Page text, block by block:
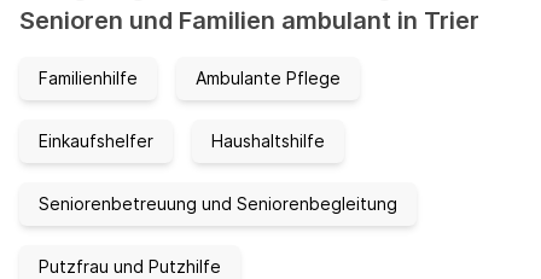
Senioren und Familien ambulant in Trier
Familienhilfe Ambulante Pflege
Einkaufshelfer Haushaltshilfe
Seniorenbetreuung und Seniorenbegleitung
Putzfrau und Putzhilfe